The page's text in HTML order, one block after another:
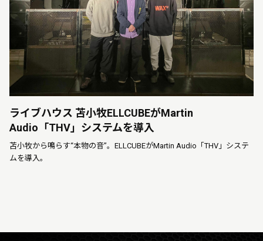
ライブハウス 苫小牧ELLCUBEがMartin
Audio「THV」システムを導入
苫小牧から鳴らす“本物の音”。ELLCUBEがMartin Audio「THV」システ
ムを導入。